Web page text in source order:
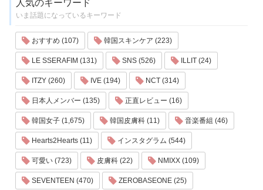
人気のキーワード
いま話題になっているキーワード
おすすめ (107) 韓国スキンケア (223)
LE SSERAFIM (131) SNS (526) ILLIT (24)
ITZY (260) IVE (194) NCT (314)
日本人メンバー (135) 正直レビュー (16)
韓国女子 (1,675) 韓国皮膚科 (11) 音楽番組 (46)
Hearts2Hearts (11) インスタグラム (544)
可愛い (723) 皮膚科 (22) NMIXX (109)
SEVENTEEN (470) ZEROBASEONE (25)